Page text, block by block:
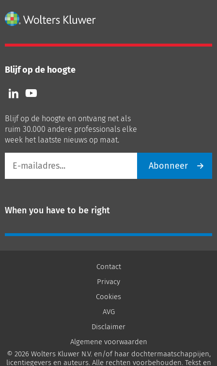
Blijf op de hoogte
Volg
ons
LinkedIn
Volg
ons
Youtube
Blijf op de hoogte en ontvang net als
ruim 30.000 andere professionals elke
week het laatste nieuws op maat.
mailadres
Abonneer
When you have to be right
Contact
Privacy
Cookies
AVG
Disclaimer
Algemene voorwaarden
© 2026 Wolters Kluwer N.V. en/of haar dochtermaatschappijen,
licentiegevers en auteurs. Alle rechten voorbehouden. Tekst en